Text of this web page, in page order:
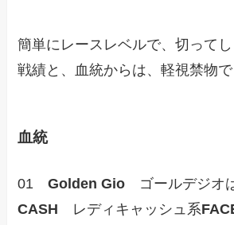
簡単にレースレベルで、切ってし
戦績と、血統からは、軽視禁物で
血統
01Golden Gio ゴールデジオ
CASH レディキャッシュ系